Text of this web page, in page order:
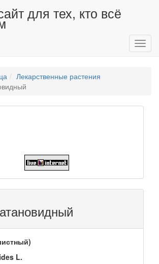
для тех, кто всё
Лекарственные растения
L.